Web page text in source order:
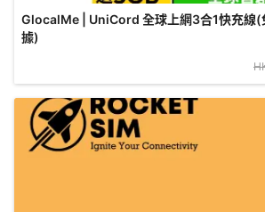
GlocalMe | UniCord 全球上網3合1快充線(免費5GB 全球流動數
據)